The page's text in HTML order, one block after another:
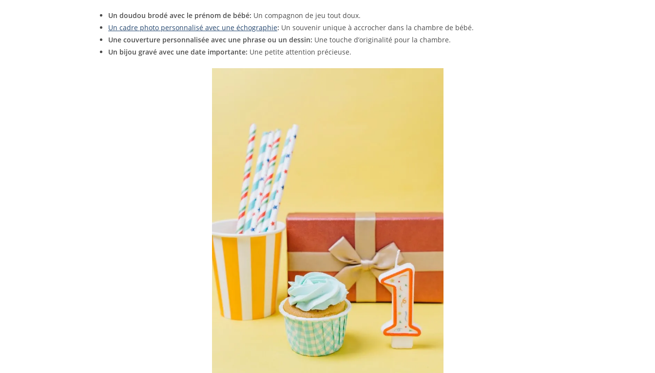
Un doudou brodé avec le prénom de bébé: Un compagnon de jeu tout doux.
Un cadre photo personnalisé avec une échographie: Un souvenir unique à accrocher dans la chambre de bébé.
Une couverture personnalisée avec une phrase ou un dessin: Une touche d’originalité pour la chambre.
Un bijou gravé avec une date importante: Une petite attention précieuse.